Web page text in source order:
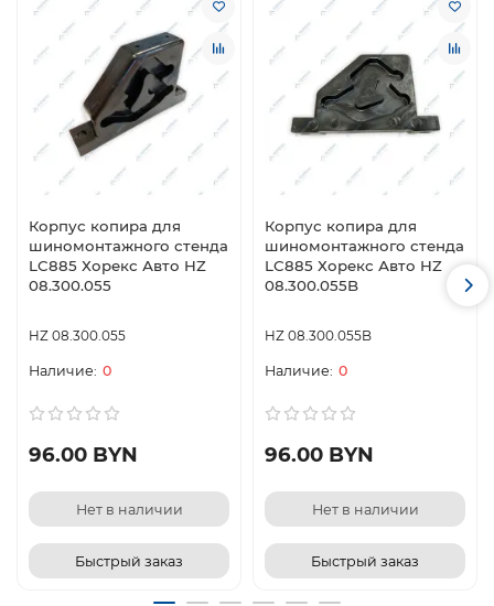
Корпус копира для
шиномонтажного стенда
LC885 Хорекс Авто HZ
08.300.055
HZ 08.300.055
0
96.00 BYN
Нет в наличии
Быстрый заказ
Корпус копира для
шиномонтажного стенда
LC885 Хорекс Авто HZ
08.300.055B
HZ 08.300.055B
0
96.00 BYN
Нет в наличии
Быстрый заказ